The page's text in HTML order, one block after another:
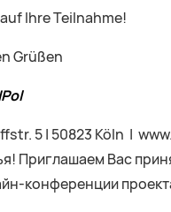
Ihre Teilnahme!
Grüßen
5 | 50823 Köln |
Приглашаем Вас
конференции